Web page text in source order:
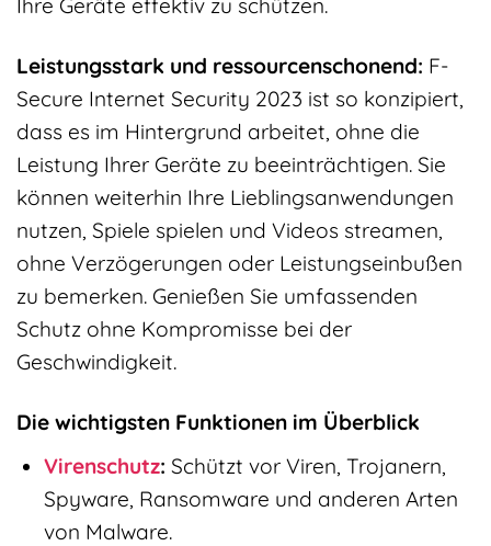
Ihre Geräte effektiv zu schützen.
Leistungsstark und ressourcenschonend: F-
Secure Internet Security 2023 ist so konzipiert,
dass es im Hintergrund arbeitet, ohne die
Leistung Ihrer Geräte zu beeinträchtigen. Sie
können weiterhin Ihre Lieblingsanwendungen
nutzen, Spiele spielen und Videos streamen,
ohne Verzögerungen oder Leistungseinbußen
zu bemerken. Genießen Sie umfassenden
Schutz ohne Kompromisse bei der
Geschwindigkeit.
Die wichtigsten Funktionen im Überblick
Virenschutz: Schützt vor Viren, Trojanern,
Spyware, Ransomware und anderen Arten
von Malware.